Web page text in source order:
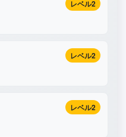
レベル2
レベル2
レベル2